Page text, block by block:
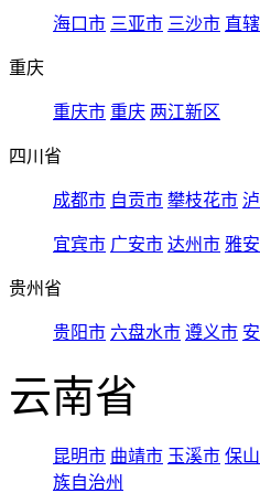
海口市 三亚市 三沙市 直
重庆
重庆市 重庆 两江新区
四川省
成都市 自贡市 攀枝花市
宜宾市 广安市 达州市 雅
贵州省
贵阳市 六盘水市 遵义市
云南省
昆明市 曲靖市 玉溪市 保
族自治州